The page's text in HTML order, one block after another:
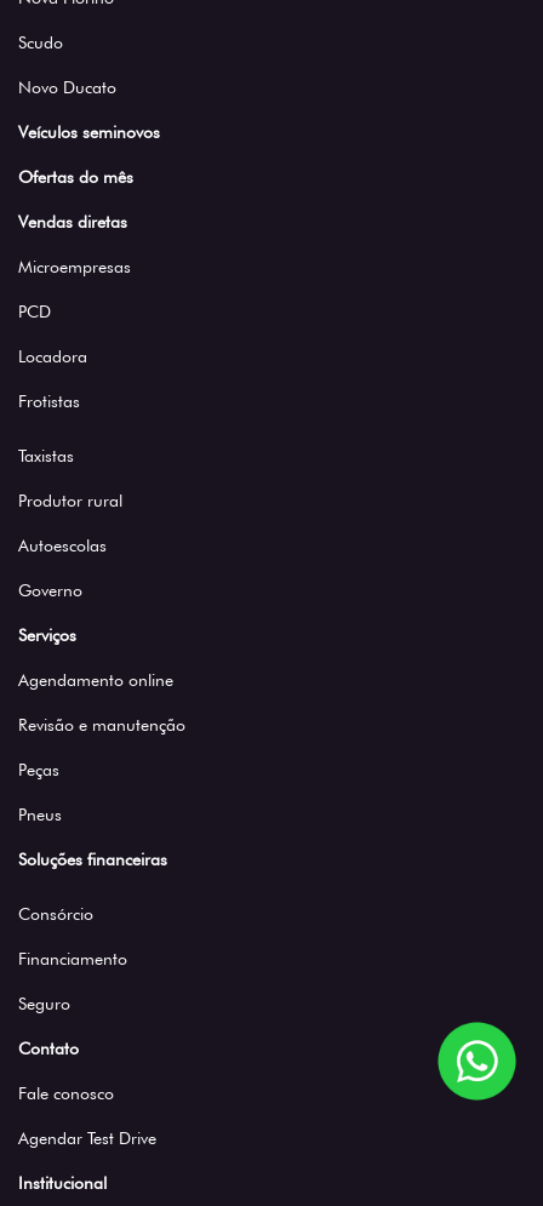
Scudo
Novo Ducato
Veículos seminovos
Ofertas do mês
Vendas diretas
Microempresas
PCD
Locadora
Frotistas
Taxistas
Produtor rural
Autoescolas
Governo
Serviços
Agendamento online
Revisão e manutenção
Peças
Pneus
Soluções financeiras
Consórcio
Financiamento
Seguro
Contato
Fale conosco
Agendar Test Drive
Institucional